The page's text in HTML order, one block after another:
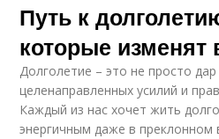
Путь к
которые
Долголетие – это не просто
целенаправленных усилий и
Каждый из нас хочет жить
энергичным даже в преклонном